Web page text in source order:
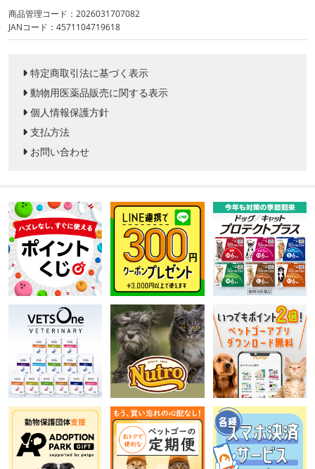
商品管理コード：2026031707082
JANコード：4571104719618
特定商取引法に基づく表示
動物用医薬品販売に関する表示
個人情報保護方針
支払方法
お問い合わせ